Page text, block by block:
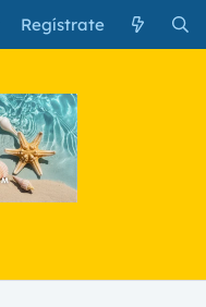
Regístrate